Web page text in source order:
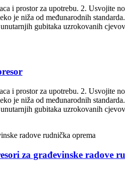
i prostor za upotrebu. 2. Usvojite
je niža od međunarodnih
gubitaka uzrokovanih
i prostor za upotrebu. 2. Usvojite
je niža od međunarodnih
gubitaka uzrokovanih
za građevinske radove